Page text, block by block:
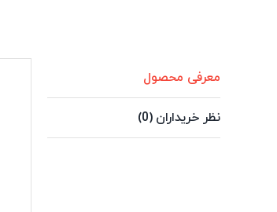
معرفی محصول
نظر خریداران (0)